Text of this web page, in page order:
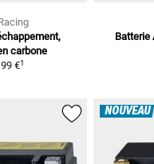
carbone
€1
Batterie
NOUVEAU